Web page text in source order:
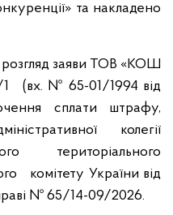
та накладено
заяви ТОВ «КОШ
(вх. № 65-01/1994 від
сплати штрафу,
колегії
територіального
комітету України від
№ 65/14-09/2026.